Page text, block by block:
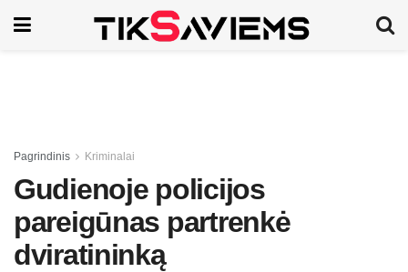
Pagrindinis Kriminalai
Gudienoje policijos
pareigūnas partrenkė
dviratininką